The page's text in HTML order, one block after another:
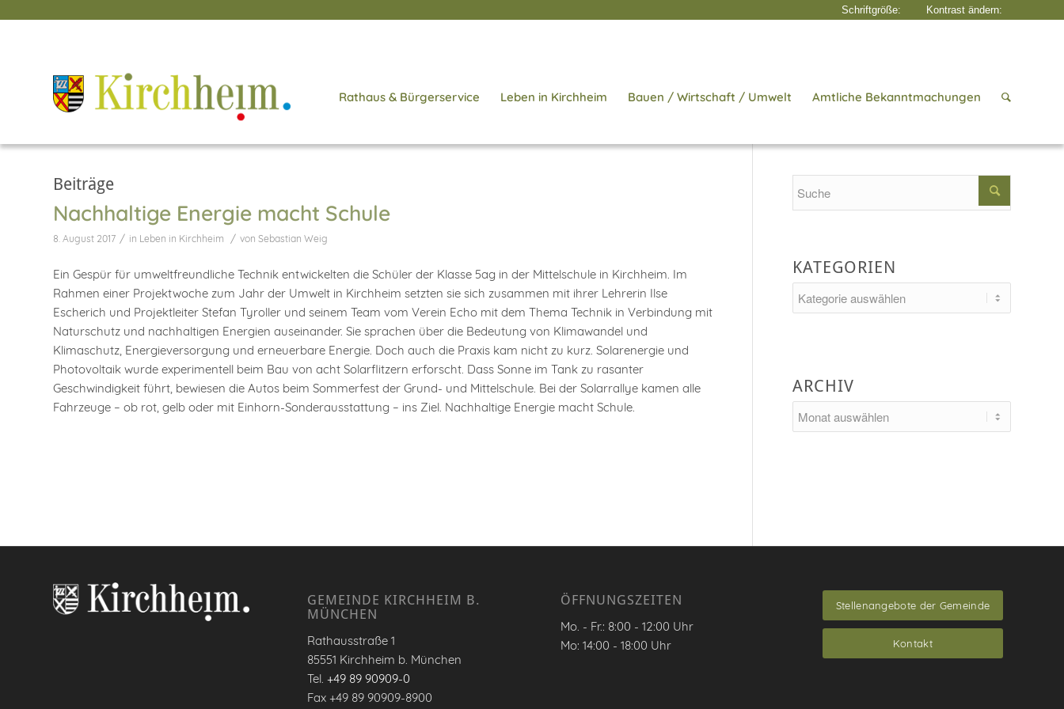
Rathaus & Bürgerservice Leben in Kirchheim Bauen / Wirtschaft / Umwelt Amtliche Bekanntmachungen
Beiträge
Nachhaltige Energie macht Schule
8. August 2017 / in Leben in Kirchheim / von Sebastian Weig
Ein Gespür für umweltfreundliche Technik entwickelten die Schüler der Klasse 5ag in der Mittelschule in Kirchheim. Im
Rahmen einer Projektwoche zum Jahr der Umwelt in Kirchheim setzten sie sich zusammen mit ihrer Lehrerin Ilse
Escherich und Projektleiter Stefan Tyroller und seinem Team vom Verein Echo mit dem Thema Technik in Verbindung mit
Naturschutz und nachhaltigen Energien auseinander. Sie sprachen über die Bedeutung von Klimawandel und
Klimaschutz, Energieversorgung und erneuerbare Energie. Doch auch die Praxis kam nicht zu kurz. Solarenergie und
Photovoltaik wurde experimentell beim Bau von acht Solarflitzern erforscht. Dass Sonne im Tank zu rasanter
Geschwindigkeit führt, bewiesen die Autos beim Sommerfest der Grund- und Mittelschule. Bei der Solarrallye kamen alle
Fahrzeuge – ob rot, gelb oder mit Einhorn-Sonderausstattung – ins Ziel. Nachhaltige Energie macht Schule.
KATEGORIEN
ARCHIV
GEMEINDE KIRCHHEIM B.
MÜNCHEN
Rathausstraße 1
85551 Kirchheim b. München
Tel. +49 89 90909-0
Fax +49 89 90909-8900
ÖFFNUNGSZEITEN
Mo. - Fr.: 8:00 - 12:00 Uhr
Mo: 14:00 - 18:00 Uhr
Stellenangebote der Gemeinde
Kontakt